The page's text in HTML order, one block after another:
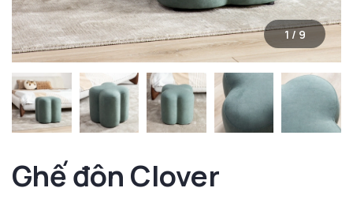
1/ 9
Ghế đôn Clover